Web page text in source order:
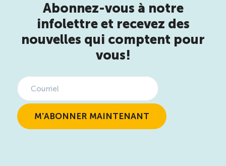
Abonnez-vous à notre
infolettre et recevez des
nouvelles qui comptent pour
vous!